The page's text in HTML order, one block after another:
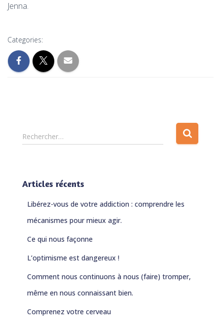
Jenna.
Categories:
R
e
r
Rechercher…
Articles récents
Libérez-vous de votre addiction : comprendre les
mécanismes pour mieux agir.
Ce qui nous façonne
L’optimisme est dangereux !
Comment nous continuons à nous (faire) tromper,
même en nous connaissant bien.
Comprenez votre cerveau